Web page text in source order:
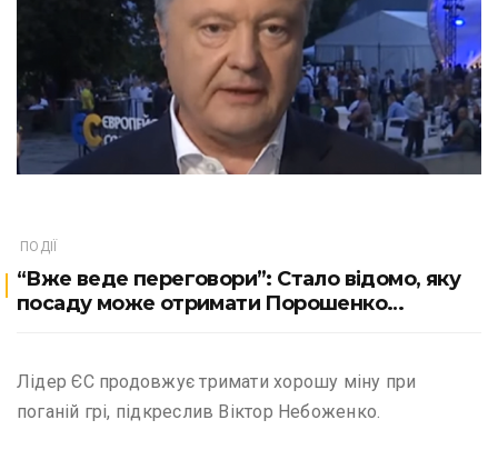
ПОДІЇ
“Вже веде переговори”: Стало відомо, яку
посаду може отримати Порошенко…
Лідер ЄС продовжує тримати хорошу міну при
поганій грі, підкреслив Віктор Небоженко.